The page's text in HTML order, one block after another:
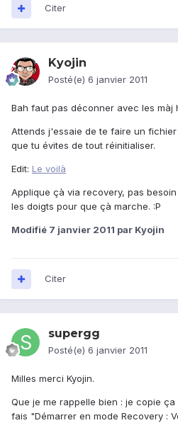
Citer
Kyojin
Posté(e) 6 janvier 2011
Bah faut pas déconner avec les màj
Attends j'essaie de te faire un
que tu évites de tout réinitialiser.
Edit: Le voilà
Applique çà via recovery, pas
les doigts pour que çà marche. :P
Modifié 7 janvier 2011 par Kyojin
Citer
supergg
Posté(e) 6 janvier 2011
Milles merci Kyojin.
Que je me rappelle bien : je copie ça
fais "Démarrer en mode Recovery :